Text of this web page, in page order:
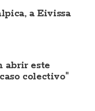
a Eivissa
abrir este
colectivo"